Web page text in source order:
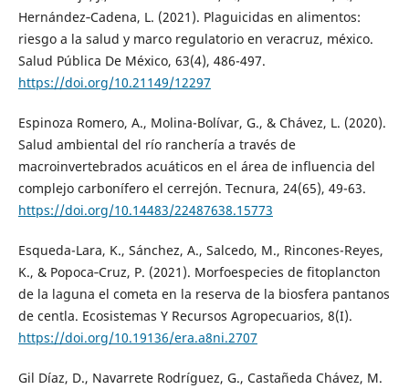
Hernández‐Cadena, L. (2021). Plaguicidas en alimentos:
riesgo a la salud y marco regulatorio en veracruz, méxico.
Salud Pública De México, 63(4), 486-497.
https://doi.org/10.21149/12297
Espinoza Romero, A., Molina-Bolívar, G., & Chávez, L. (2020).
Salud ambiental del río ranchería a través de
macroinvertebrados acuáticos en el área de influencia del
complejo carbonífero el cerrejón. Tecnura, 24(65), 49-63.
https://doi.org/10.14483/22487638.15773
Esqueda-Lara, K., Sánchez, A., Salcedo, M., Rincones-Reyes,
K., & Popoca‐Cruz, P. (2021). Morfoespecies de fitoplancton
de la laguna el cometa en la reserva de la biosfera pantanos
de centla. Ecosistemas Y Recursos Agropecuarios, 8(I).
https://doi.org/10.19136/era.a8ni.2707
Gil Díaz, D., Navarrete Rodríguez, G., Castañeda Chávez, M.